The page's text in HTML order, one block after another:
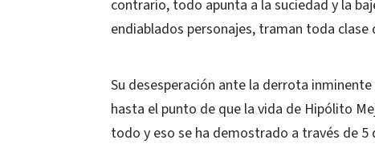
contrario, todo apunta a la suciedad y la
endiablados personajes, traman toda
Su desesperación ante la derrota
hasta el punto de que la vida de Hipólito
todo y eso se ha demostrado a través de